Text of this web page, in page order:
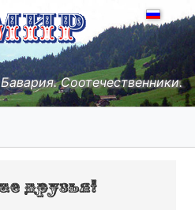
Бавария. Соотечественники.